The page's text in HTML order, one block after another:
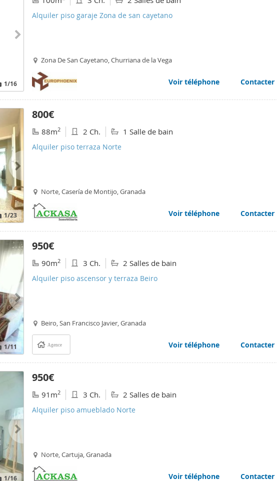
1/16
Alquiler piso garaje Zona de san cayetano
Zona De San Cayetano, Churriana de la Vega
Voir téléphone Contacter
1/23
800€
88m2 2 Ch. 1 Salle de bain
Alquiler piso terraza Norte
Norte, Casería de Montijo, Granada
Voir téléphone Contacter
1/11
950€
90m2 3 Ch. 2 Salles de bain
Alquiler piso ascensor y terraza Beiro
Beiro, San Francisco Javier, Granada
Agence Voir téléphone Contacter
1/16
950€
91m2 3 Ch. 2 Salles de bain
Alquiler piso amueblado Norte
Norte, Cartuja, Granada
Voir téléphone Contacter